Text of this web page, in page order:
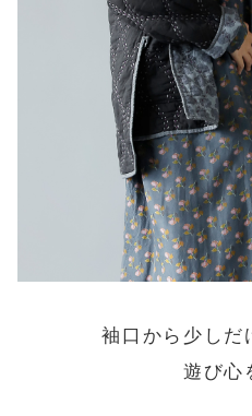
袖口から少しだ
遊び心